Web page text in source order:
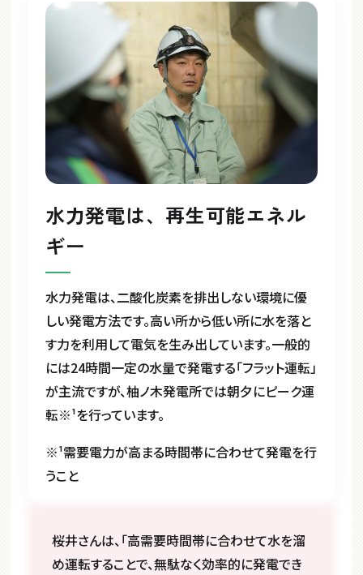
水力発電は、再生可能エネル
ギー
水力発電は、二酸化炭素を排出しない環境に優
しい発電方法です。高い所から低い所に水を落と
す力を利用して電気を生み出しています。一般的
には24時間一定の水量で発電する「フラット運転」
が主流ですが、柚ノ木発電所では朝夕にピーク運
転※¹を行っています。
※¹需要電力が高まる時間帯に合わせて発電を行
うこと
桜井さんは、「高需要時間帯に合わせて水を溜
め運転することで、無駄なく効率的に発電でき